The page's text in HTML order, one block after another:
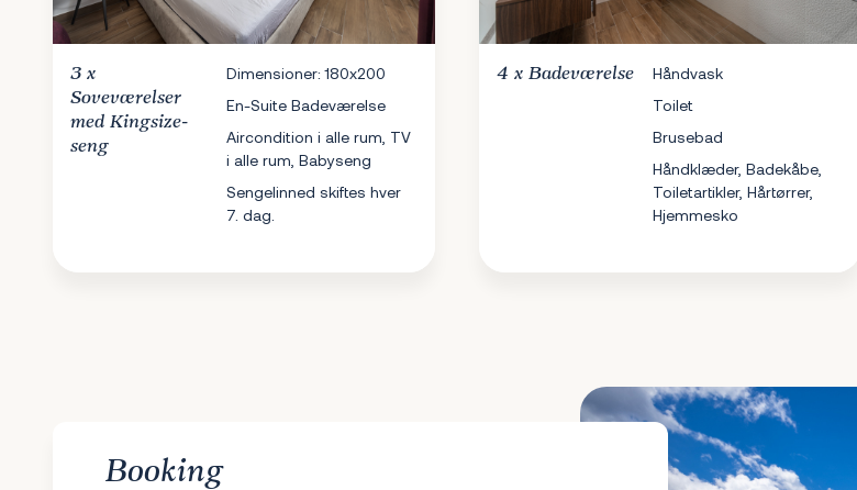
3 x
Soveværelser
med Kingsize-
seng
Dimensioner: 180x200
En-Suite Badeværelse
Aircondition i alle rum, TV
i alle rum, Babyseng
Sengelinned skiftes hver
7. dag.
4 x Badeværelse
Håndvask
Toilet
Brusebad
Håndklæder, Badekåbe,
Toiletartikler, Hårtørrer,
Hjemmesko
Booking